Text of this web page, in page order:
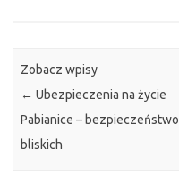
Zobacz wpisy
← Ubezpieczenia na życie
Pabianice – bezpieczeństwo
bliskich